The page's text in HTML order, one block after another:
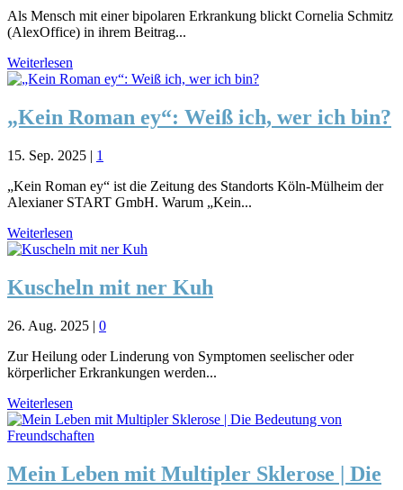
Als Mensch mit einer bipolaren Erkrankung blickt Cornelia Schmitz
(AlexOffice) in ihrem Beitrag...
Weiterlesen
„Kein Roman ey“: Weiß ich, wer ich bin?
15. Sep. 2025 | 1
„Kein Roman ey“ ist die Zeitung des Standorts Köln-Mülheim der
Alexianer START GmbH. Warum „Kein...
Weiterlesen
Kuscheln mit ner Kuh
26. Aug. 2025 | 0
Zur Heilung oder Linderung von Symptomen seelischer oder
körperlicher Erkrankungen werden...
Weiterlesen
Mein Leben mit Multipler Sklerose | Die